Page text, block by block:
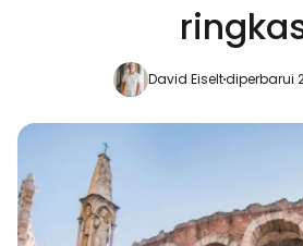
David Eiseltdiperbarui
Lanjutkan dengan
Lanjutkan dengan